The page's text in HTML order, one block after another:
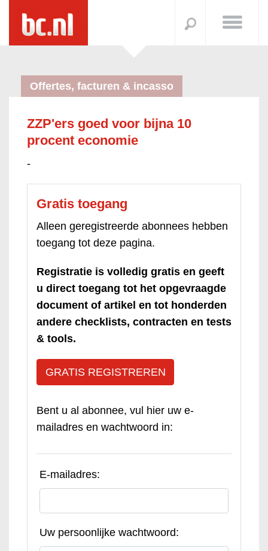
Offertes, facturen & incasso
ZZP'ers goed voor bijna 10
procent economie
-
Gratis toegang
Alleen geregistreerde abonnees hebben
toegang tot deze pagina.
Registratie is volledig gratis en geeft
u direct toegang tot het opgevraagde
document of artikel en tot honderden
andere checklists, contracten en tests
& tools.
GRATIS REGISTREREN
Bent u al abonnee, vul hier uw e-
mailadres en wachtwoord in:
E-mailadres:
Uw persoonlijke wachtwoord: